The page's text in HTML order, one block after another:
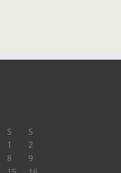
S
S
1
2
8
9